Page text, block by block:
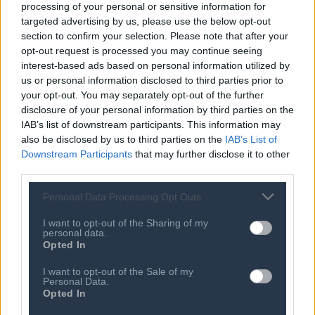
processing of your personal or sensitive information for
targeted advertising by us, please use the below opt-out
section to confirm your selection. Please note that after your
opt-out request is processed you may continue seeing
interest-based ads based on personal information utilized by
us or personal information disclosed to third parties prior to
your opt-out. You may separately opt-out of the further
disclosure of your personal information by third parties on the
IAB’s list of downstream participants. This information may
also be disclosed by us to third parties on the IAB’s List of
Downstream Participants that may further disclose it to other
Personal Data Processing Opt Outs
I want to opt-out of the Sharing of my
personal data.
Opted In
I want to opt-out of the Sale of my
Personal Data.
Opted In
δεύτερη στο πλαίσιο του προγράμματος Horizon Europe
για την έρευνα και την καινοτομία. Αυτό σημαίνει
ποσοστό επιτυχίας 15,8%.
Τα επιλεγμένα έργα συντονίζονται από οργανισμούς σε
17 χώρες, με την Ιταλία να έχει 20 έργα, η Γερμανία 19, το
Βέλγιο 18 έργα, η Ολλανδία 17, η Ισπανία 15 έργα, η
Γαλλία 13, Δανία και Ιρλανδία με 8 έργα η κάθε μία,
Ηνωμένο Βασίλειο και Νορβηγία με 7 έργα έκαστη, η
Αυστρία με 6 έργα, Ελλάδα και Σουηδία από 3 έργα η
κάθε χώρα, η Πολωνία θα συμμετάσχει με 2 έργα, ενώ
“Χάρη στις δράσειςMarie Skł Curie
υποψήφιοι και υποψήφιες διδάκτορες θα μπορέσουν να